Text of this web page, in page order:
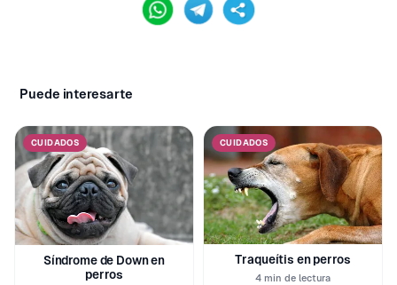
Puede interesarte
CUIDADOS
Síndrome de Down en
perros
CUIDADOS
Traqueítis en perros
4 min de lectura